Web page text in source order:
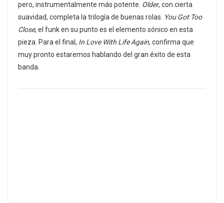
pero, instrumentalmente más potente. Older, con cierta
suavidad, completa la trilogía de buenas rolas. You Got Too
Close, el funk en su punto es el elemento sónico en esta
pieza. Para el final, In Love With Life Again, confirma que
muy pronto estaremos hablando del gran éxito de esta
banda.